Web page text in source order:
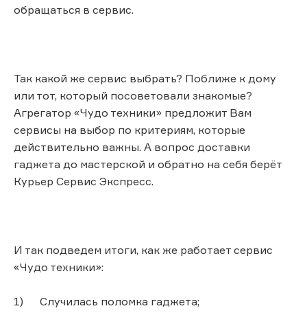
обращаться в сервис.
Так какой же сервис выбрать? Поближе к дому
или тот, который посоветовали знакомые?
Агрегатор «Чудо техники» предложит Вам
сервисы на выбор по критериям, которые
действительно важны. А вопрос доставки
гаджета до мастерской и обратно на себя берёт
Курьер Сервис Экспресс.
И так подведем итоги, как же работает сервис
«Чудо техники»:
1) Случилась поломка гаджета;